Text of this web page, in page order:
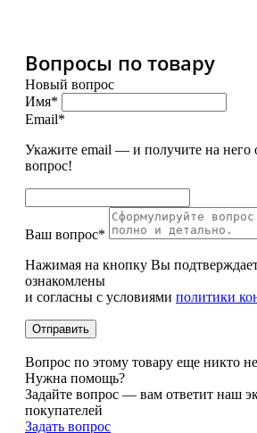
Вопросы по товару
Новый вопрос
Имя*
Email*
Укажите email — и получите на него
вопрос!
Ваш вопрос*
Нажимая на кнопку Вы
ознакомлены
и согласны с условиями политики
Вопрос по этому товару еще никто
Нужна помощь?
Задайте вопрос — вам ответит наш
покупателей
Задать вопрос